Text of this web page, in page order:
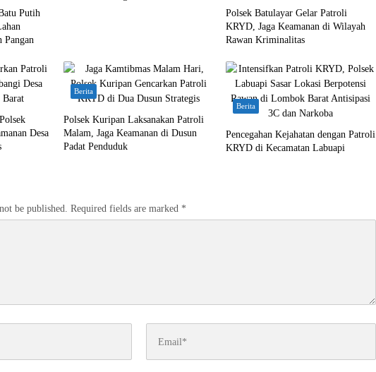
Putih
Pangan
Polsek Batulayar Gelar Patroli
KRYD, Jaga Keamanan di Wilayah
Rawan Kriminalitas
Desa
Berita
Polsek Kuripan Laksanakan Patroli
Malam, Jaga Keamanan di Dusun
Padat Penduduk
Berita
Pencegahan Kejahatan dengan Patroli
KRYD di Kecamatan Labuapi
be published. Required fields are marked *